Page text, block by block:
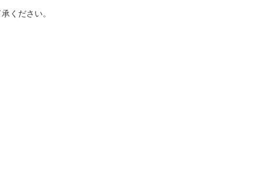
ください。